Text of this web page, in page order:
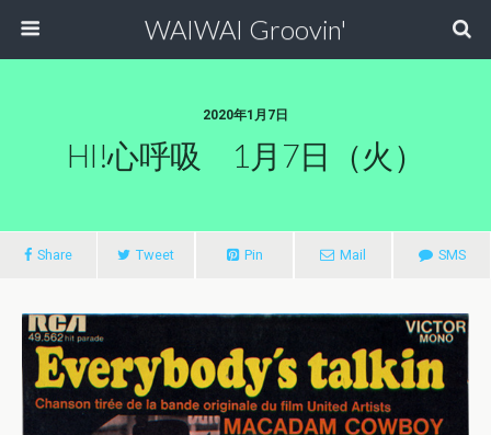
WAIWAI Groovin'
2020年1月7日
HI!心呼吸 1月7日（火）
Share Tweet Pin Mail SMS